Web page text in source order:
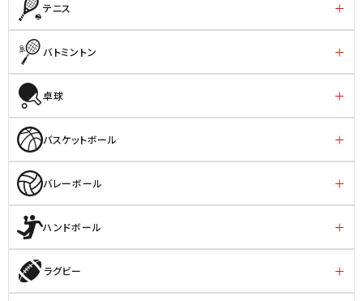
テニス
バトミントン
卓球
バスケットボール
バレーボール
ハンドボール
ラグビー